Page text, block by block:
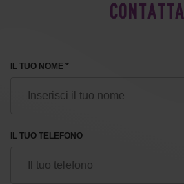
IL TUO NOME *
IL TUO TELEFONO